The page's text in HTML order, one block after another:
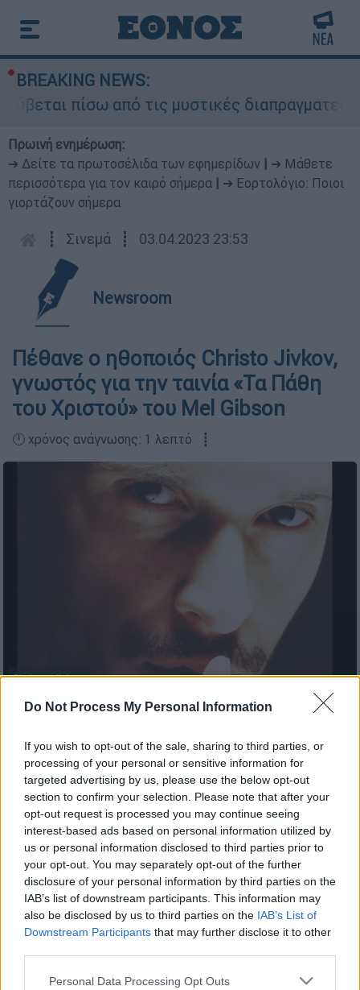
Do Not Process My Personal Information
If you wish to opt-out of the sale, sharing to third parties, or
processing of your personal or sensitive information for
targeted advertising by us, please use the below opt-out
section to confirm your selection. Please note that after your
opt-out request is processed you may continue seeing
interest-based ads based on personal information utilized by
us or personal information disclosed to third parties prior to
your opt-out. You may separately opt-out of the further
disclosure of your personal information by third parties on the
IAB’s list of downstream participants. This information may
also be disclosed by us to third parties on the IAB’s List of
Downstream Participants that may further disclose it to other
Please note that this website/app uses one or more Google
Personal Data Processing Opt Outs
BREAKING NEWS:
πίσω από τις μυστικές
Πρωινή ενημέρωση:
➔ Δείτε τα πρωτοσέλιδα των εφημερίδων
➔ Μάθετε
περισσότερα για τον καιρό σήμερα
➔ Εορτολόγιο: Ποιοι
γιορτάζουν σήμερα
┋ Σινεμά ┋ 03.04.2023 23:53
Newsroom
Πέθανε ο ηθοποιός Christo Jivkov,
γνωστός για την ταινία «Τα Πάθη
του Χριστού» του Mel Gibson
🕛 χρόνος ανάγνωσης: 1 λεπτό ┋
Christo Jivkov,
Έφυγε » από τη ζωή μετά από μάχη με
καρκίνο στοΛος Άντζελεςσε ηλικία 48 ετών
ο Βούλγαρος ηθοποιός,Christo Jivkov. Είχε
γίνει ευρύτερα γνωστός για τον ρόλο του ως
o Απόστολος Ιωάννης στην ταινία του Mel
Gibson “Τα Πάθη του Χριστού”.
Ο Jivkov, είχε ακόμη ενσαρκώσει τον
Giovanni delle Bande Nereστην ταινία του
Ermanno Olmi “The Profession of Arms” του
2001.